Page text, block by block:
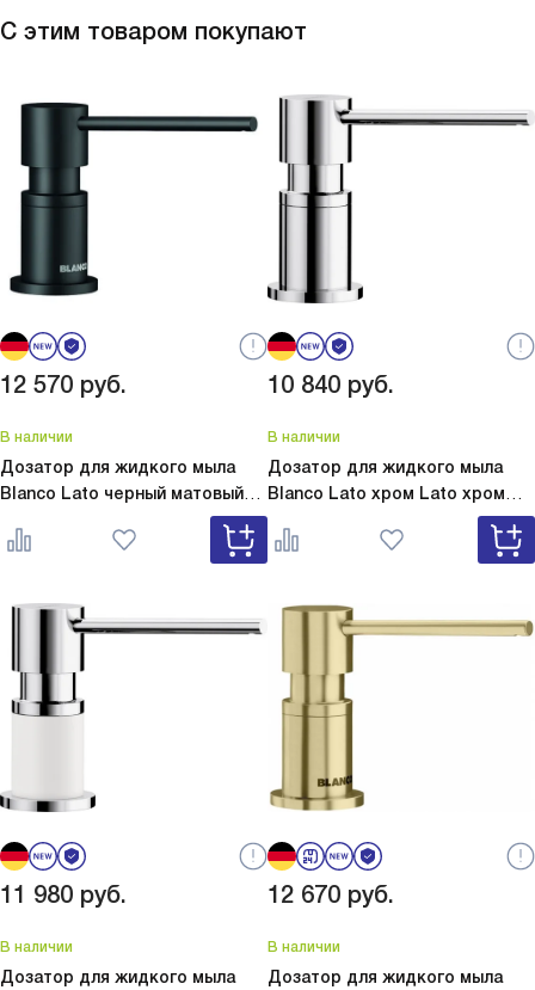
керамический картридж работает плавно и без
вечер:
С этим товаром покупают
12 570 руб.
В наличии
Дозатор для жидкого мыла
Blanco Lato черный матовый
Lato черный матовый 525789
10 840 руб.
В наличии
Дозатор для жидкого мыла
Blanco Lato хром Lato хром
11 980 руб.
В наличии
Дозатор для жидкого мыла
12 670 руб.
В наличии
Дозатор для жидкого мыла